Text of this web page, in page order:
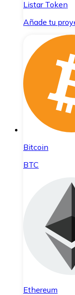
Listar Token
Añade tu
Bitcoin
BTC
Ethereum